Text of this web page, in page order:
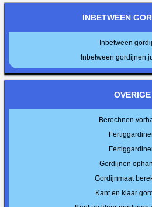
INBETWEEN
Inbetween
Inbetween gordijnen
OVERIGE
Berechnen
Gordijnen
Gordijnmaat
Kant en klaar